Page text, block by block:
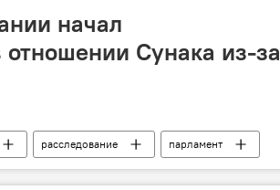
начал
отношении Сунака из-за
расследование парламент